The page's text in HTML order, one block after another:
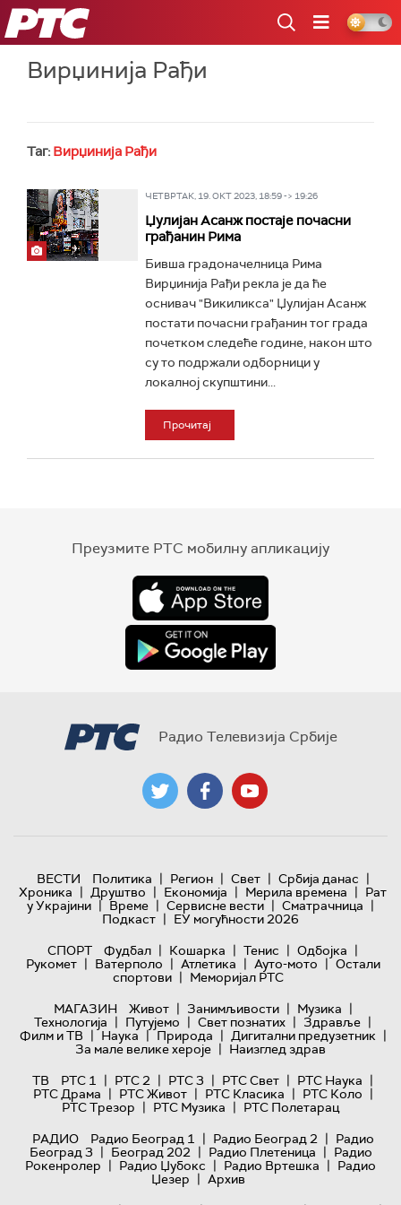
РТС
Вирџинија Рађи
Таг: Вирџинија Рађи
ЧЕТВРТАК, 19. ОКТ 2023, 18:59 -> 19:26
Џулијан Асанж постаје почасни
грађанин Рима
Бивша градоначелница Рима
Вирџинија Рађи рекла је да ће
оснивач "Викиликса" Џулијан Асанж
постати почасни грађанин тог града
почетком следеће године, након што
су то подржали одборници у
локалној скупштини...
Прочитај
Преузмите РТС мобилну апликацију
Радио Телевизија Србије
ВЕСТИ Политика | Регион | Свет | Србија данас |
Хроника | Друштво | Економија | Мерила времена | Рат
у Украјини | Време | Сервисне вести | Сматрачница |
Подкаст | ЕУ могућности 2026
СПОРТ
Фудбал | Кошарка | Тенис | Одбојка |
Рукомет | Ватерполо | Атлетика | Ауто-мото | Остали
спортови | Меморијал РТС
МАГАЗИН
Живот | Занимљивости | Музика |
Технологијa | Путујемо | Свет познатих | Здравље |
Филм и ТВ | Наука | Природа | Дигитални предузетник |
За мале велике хероје | Наизглед здрав
ТВ
РТС 1 | РТС 2 | РТС 3 | РТС Свет | РТС Наука |
РТС Драма | РТС Живот | РТС Класика | РТС Коло |
РТС Трезор | РТС Музика | РТС Полетарац
РАДИО
Радио Београд 1 | Радио Београд 2 | Радио
Београд 3 | Београд 202 | Радио Плетеница | Радио
Рокенролер | Радио Џубокс | Радио Вртешка | Радио
Џезер | Архив